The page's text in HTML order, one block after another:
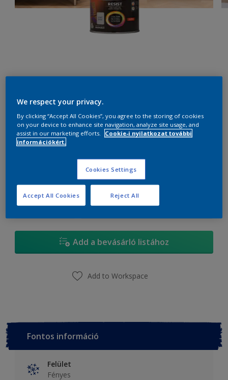
90YR 36/203
Szín módosítása
Méret
0.7 liter
mennyiség Festékalkulátor
Kiszámít
Add a bevásárló listához
Add to Workspace
Fontos információ
Felület
Fényes
We respect your privacy.
By clicking “Accept All Cookies”, you agree to the storing of cookies
on your device to enhance site navigation, analyze site usage, and
assist in our marketing efforts.
Cookie-i nyilatkozat további
információkért.
Cookies Settings
Reject All
Accept All Cookies